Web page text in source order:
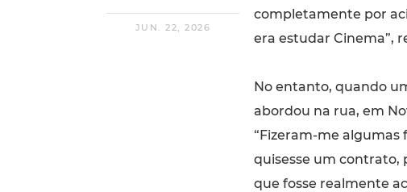
JUN. 22, 2026
completamente por
era estudar Cinema”,
No entanto, quando
abordou na rua, em
“Fizeram-me algumas
quisesse um contrato,
que fosse realmente